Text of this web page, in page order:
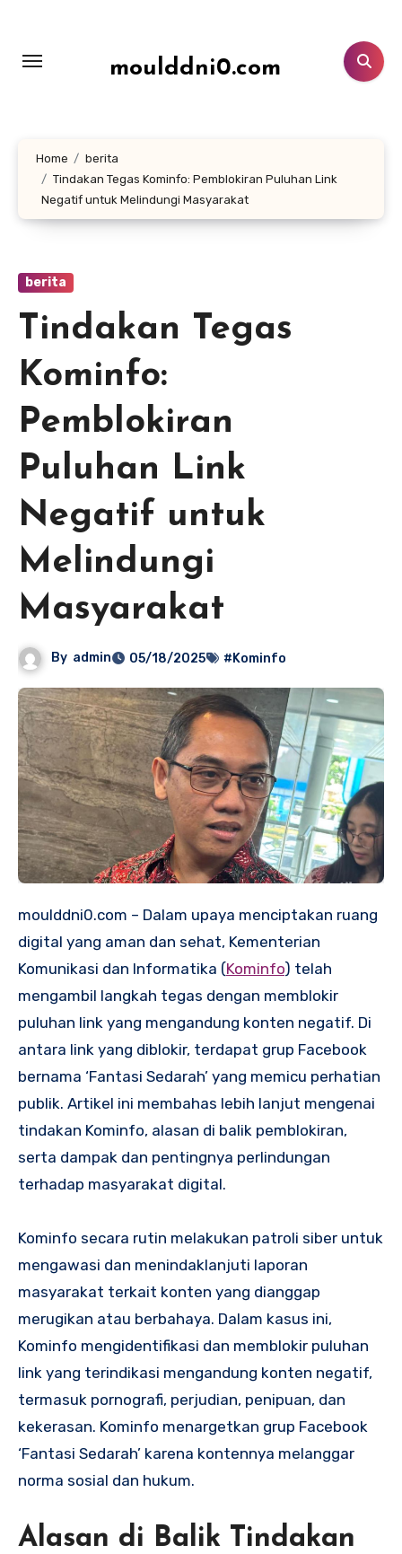
konten
moulddni0.com
Home
berita
Tindakan Tegas Kominfo: Pemblokiran Puluhan Link
Negatif untuk Melindungi Masyarakat
berita
Tindakan Tegas
Kominfo:
Pemblokiran
Puluhan Link
Negatif untuk
Melindungi
Masyarakat
By admin 05/18/2025 #Kominfo
moulddni0.com – Dalam upaya menciptakan ruang
digital yang aman dan sehat, Kementerian
Komunikasi dan Informatika (Kominfo) telah
mengambil langkah tegas dengan memblokir
puluhan link yang mengandung konten negatif. Di
antara link yang diblokir, terdapat grup Facebook
bernama ‘Fantasi Sedarah’ yang memicu perhatian
publik. Artikel ini membahas lebih lanjut mengenai
tindakan Kominfo, alasan di balik pemblokiran,
serta dampak dan pentingnya perlindungan
terhadap masyarakat digital.
Kominfo secara rutin melakukan patroli siber untuk
mengawasi dan menindaklanjuti laporan
masyarakat terkait konten yang dianggap
merugikan atau berbahaya. Dalam kasus ini,
Kominfo mengidentifikasi dan memblokir puluhan
link yang terindikasi mengandung konten negatif,
termasuk pornografi, perjudian, penipuan, dan
kekerasan. Kominfo menargetkan grup Facebook
‘Fantasi Sedarah’ karena kontennya melanggar
norma sosial dan hukum.
Alasan di Balik Tindakan